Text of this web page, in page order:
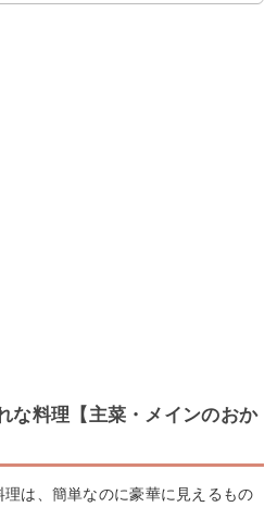
な料理【主菜・メインのおか
は、簡単なのに豪華に見えるもの